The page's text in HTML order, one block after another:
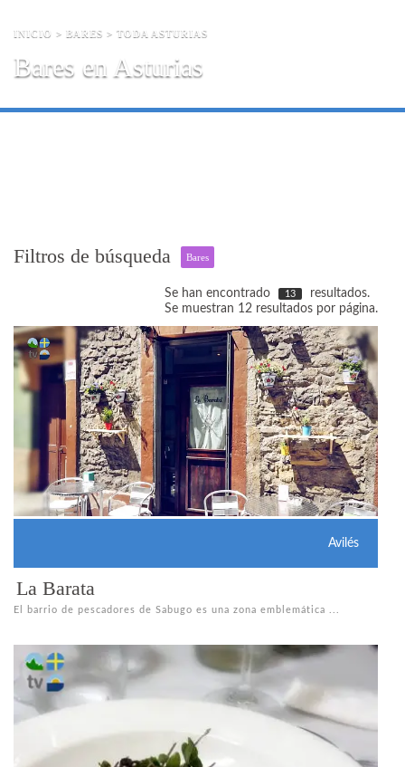
INICIO > BARES > TODA ASTURIAS
Bares en Asturias
Filtros de búsqueda Bares
Se han encontrado 13
resultados.
Se muestran 12 resultados por página.
Avilés
La Barata
El barrio de pescadores de Sabugo es una zona emblemática ...